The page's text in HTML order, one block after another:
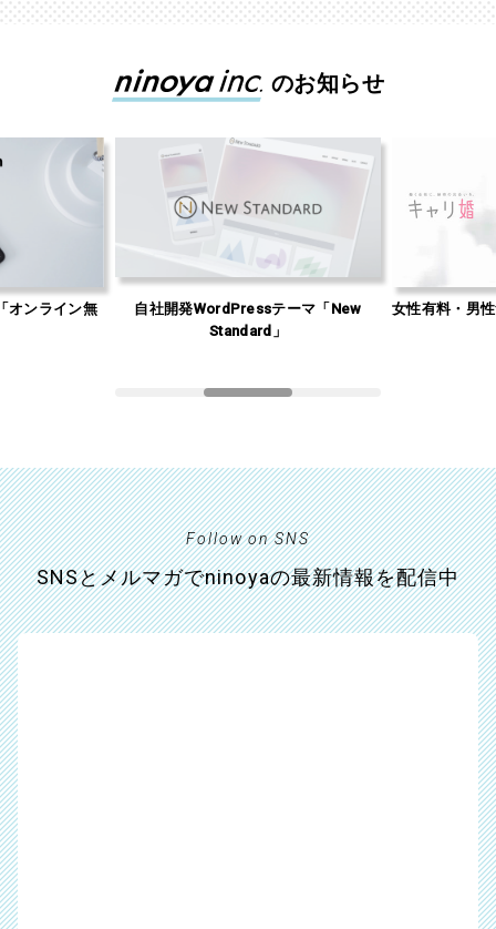
のお知らせ
オンライン無
自社開発WordPressテーマ「New
Standard」
女性有料・男
Follow on SNS
SNSとメルマガでninoyaの最新情報を配信中